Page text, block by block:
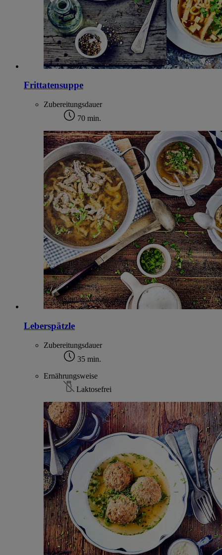
Frittatensuppe
Zubereitungsdauer
70 min.
Leberspätzle
Zubereitungsdauer
35 min.
Ernährungsweise
Laktosefrei